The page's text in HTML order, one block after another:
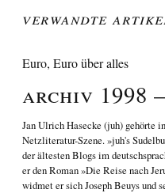
Verwandte
Euro, Euro über alles
Archiv 1998
Jan Ulrich Hasecke (juh) gehörte
Netzliteratur-Szene. »juh's
der ältesten Blogs im
er den Roman»Die Reise nach
widmet er sichJoseph Beuys und